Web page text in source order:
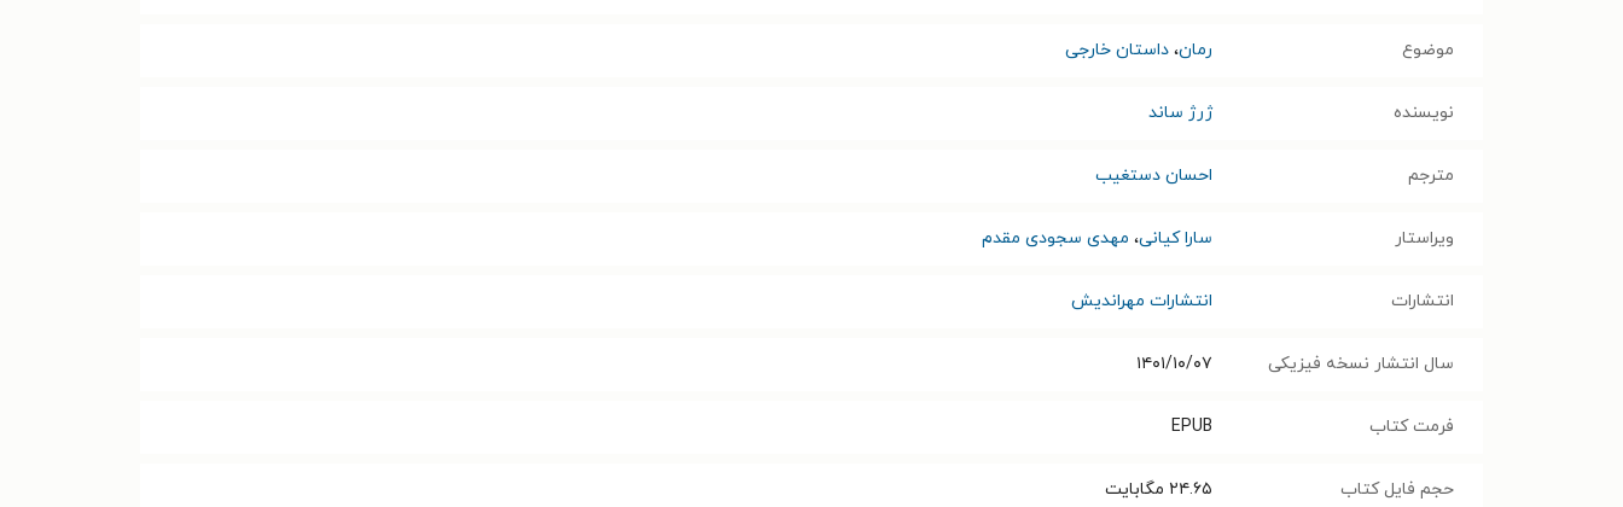
موضوع رمان، داستان خارجی
نویسنده ژرژ ساند
مترجم احسان دستغیب
ویراستار سارا کیانی، مهدی سجودی مقدم
انتشارات انتشارات مهراندیش
سال انتشار نسخه فیزیکی ۱۴۰۱/۱۰/۰۷
فرمت کتاب EPUB
حجم فایل کتاب ۲۴.۶۵ مگابایت